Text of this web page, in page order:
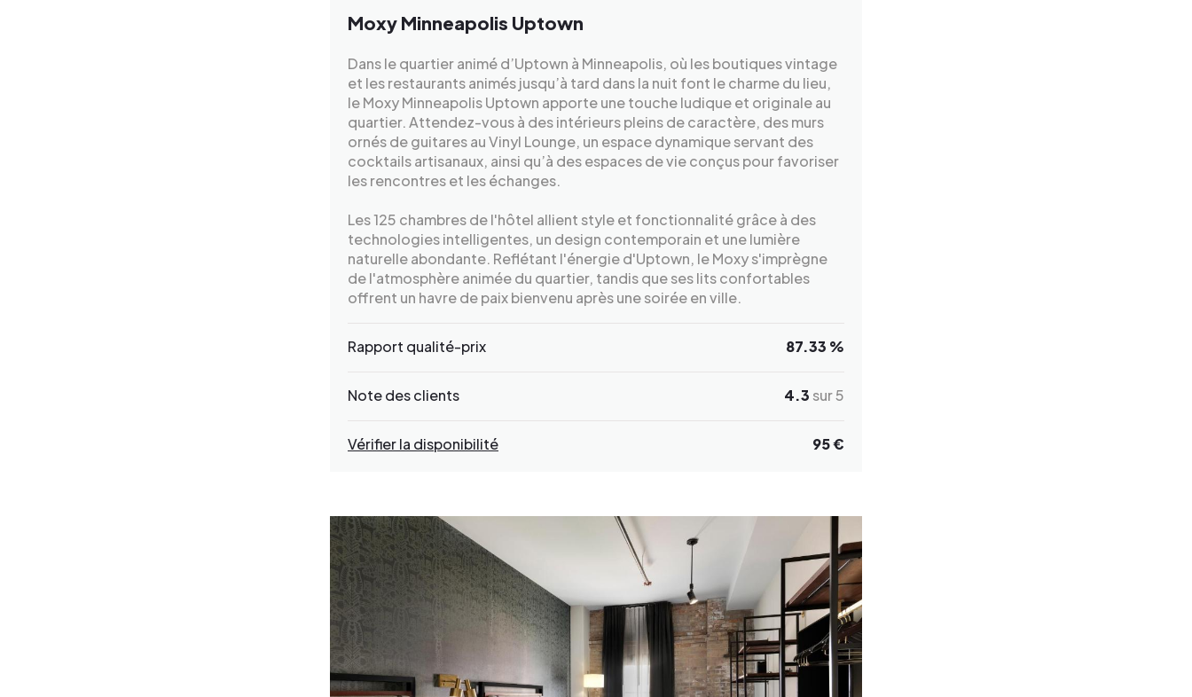
Moxy Minneapolis Uptown
Dans le quartier animé d’Uptown à Minneapolis, où les boutiques vintage
et les restaurants animés jusqu’à tard dans la nuit font le charme du lieu,
le Moxy Minneapolis Uptown apporte une touche ludique et originale au
quartier. Attendez-vous à des intérieurs pleins de caractère, des murs
ornés de guitares au Vinyl Lounge, un espace dynamique servant des
cocktails artisanaux, ainsi qu’à des espaces de vie conçus pour favoriser
les rencontres et les échanges.
Les 125 chambres de l'hôtel allient style et fonctionnalité grâce à des
technologies intelligentes, un design contemporain et une lumière
naturelle abondante. Reflétant l'énergie d'Uptown, le Moxy s'imprègne
de l'atmosphère animée du quartier, tandis que ses lits confortables
offrent un havre de paix bienvenu après une soirée en ville.
Rapport qualité-prix 87.33 %
Note des clients 4.3 sur 5
Vérifier la disponibilité 95 €